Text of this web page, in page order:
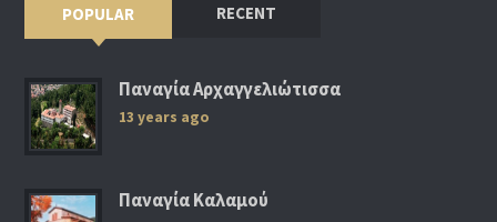
POPULAR RECENT
Παναγία Αρχαγγελιώτισσα
13 years ago
Παναγία Καλαμού